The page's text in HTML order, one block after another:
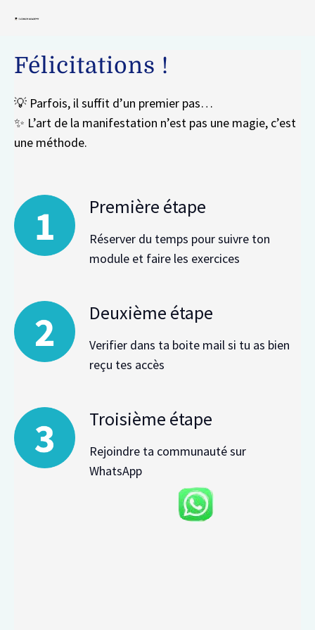
Félicitations !
💡 Parfois, il suffit d’un premier pas…
✨ L’art de la manifestation n’est pas une magie, c’est
une méthode.
Première étape
Réserver du temps pour suivre ton
module et faire les exercices
Deuxième étape
Verifier dans ta boite mail si tu as bien
reçu tes accès
Troisième étape
Rejoindre ta communauté sur
WhatsApp